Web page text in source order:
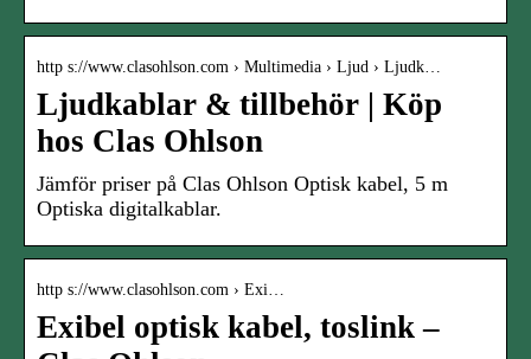
http s://www.clasohlson.com › Multimedia › Ljud › Ljudk…
Ljudkablar & tillbehör | Köp
hos Clas Ohlson
Jämför priser på Clas Ohlson Optisk kabel, 5 m
Optiska digitalkablar.
http s://www.clasohlson.com › Exi…
Exibel optisk kabel, toslink –